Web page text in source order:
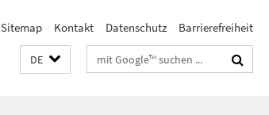
Sitemap Kontakt Datenschutz Barrierefreiheit
DE Suchbegriffe